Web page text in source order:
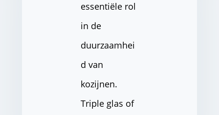
essentiële rol
in de
duurzaamhei
d van
kozijnen.
Triple glas of